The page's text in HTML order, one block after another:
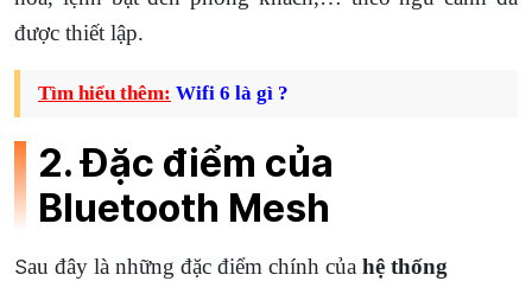
được thiết lập.
Tìm hiểu thêm: Wifi 6 là gì ?
2. Đặc điểm của
Bluetooth Mesh
Sau đây là những đặc điểm chính của hệ thống